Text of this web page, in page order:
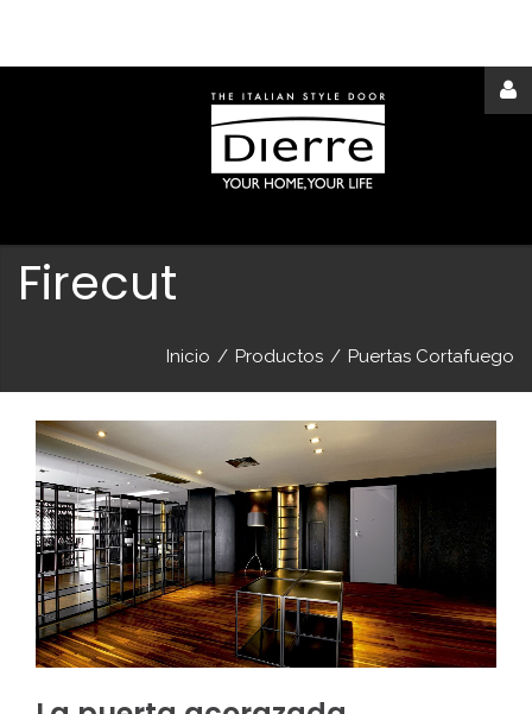
Firecut
Inicio / Productos / Puertas Cortafuego
Acceder
registrarse
Remember
me
¿Recordar
usuario?
/
¿Recordar